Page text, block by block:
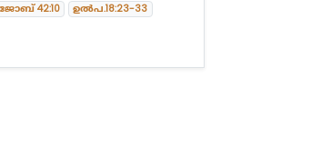
42:10
ഉൽപ.18:23-33